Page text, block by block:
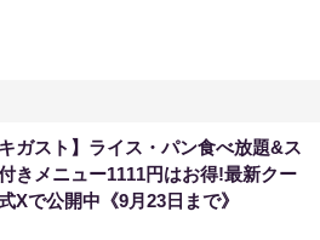
キガスト】ライス・パン食べ放題&ス
きメニュー1111円はお得!最新クー
Xで公開中《9月23日まで》